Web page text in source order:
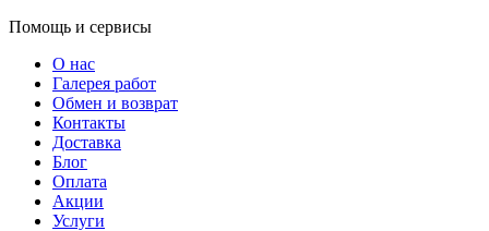
Помощь и сервисы
О нас
Галерея работ
Обмен и возврат
Контакты
Доставка
Блог
Оплата
Акции
Услуги